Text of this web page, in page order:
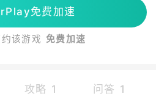
免费加速
该游戏 免费加速
攻略 1 问答 1